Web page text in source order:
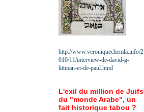
http://www.veroniquechemla.info/2
010/11/interview-de-david-g-
littman-et-de-paul.html
L'exil du million de Juifs
du "monde Arabe", un
fait historique tabou ?